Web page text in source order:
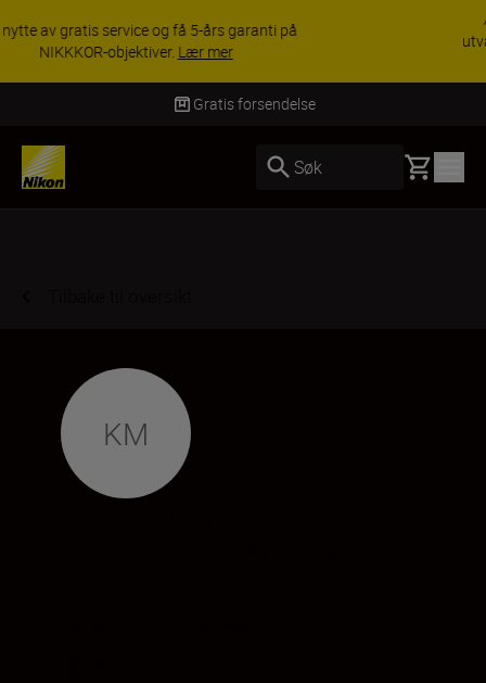
ACCESSORY SAVINGS | Få 15 % rabatt på
utvalgt tilbehør, gjør fotoutstyret komplett i dag.
KJØP NÅ
Levering innen 3–6 virkedager
Søk Basket
KM